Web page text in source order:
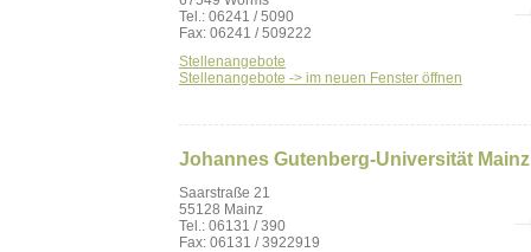
Tel.: 06241 / 5090
Fax: 06241 / 509222
Stellenangebote
Stellenangebote -> im neuen Fenster öffnen
Johannes Gutenberg-Universität Mainz
Saarstraße 21
55128 Mainz
Tel.: 06131 / 390
Fax: 06131 / 3922919